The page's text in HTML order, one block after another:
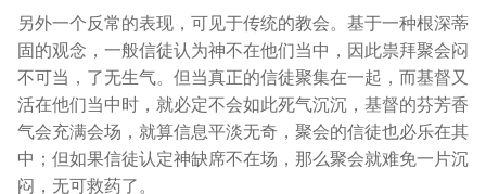
另外一个反常的表现，可见于传统的教会。基于一种根深蒂
固的观念，一般信徒认为神不在他们当中，因此祟拜聚会闷
不可当，了无生气。但当真正的信徒聚集在一起，而基督又
活在他们当中时，就必定不会如此死气沉沉，基督的芬芳香
气会充满会场，就算信息平淡无奇，聚会的信徒也必乐在其
中；但如果信徒认定神缺席不在场，那么聚会就难免一片沉
闷，无可救药了。